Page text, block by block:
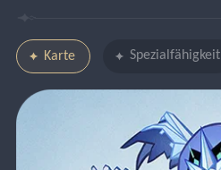
Karte Spezialfähigkeit